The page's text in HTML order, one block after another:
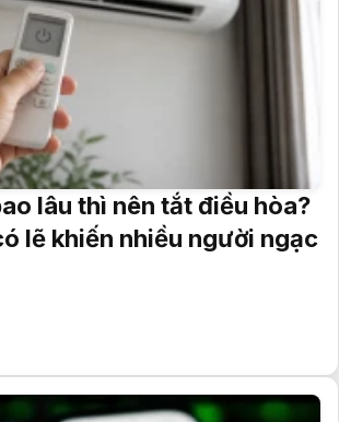
lâu thì nên tắt điều hòa?
lẽ khiến nhiều người ngạc